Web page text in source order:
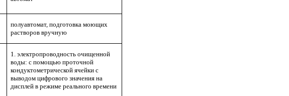
полуавтомат, подготовка моющих
растворов вручную
1. электропроводность очищенной
воды: с помощью проточной
кондуктометрической ячейки с
выводом цифрового значения на
дисплей в режиме реального времени